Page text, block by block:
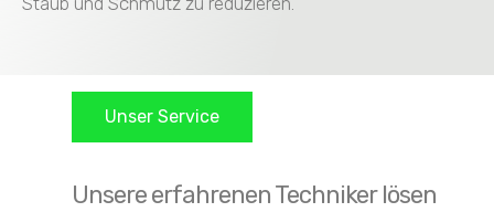
Unser Service
Unsere erfahrenen Techniker lösen